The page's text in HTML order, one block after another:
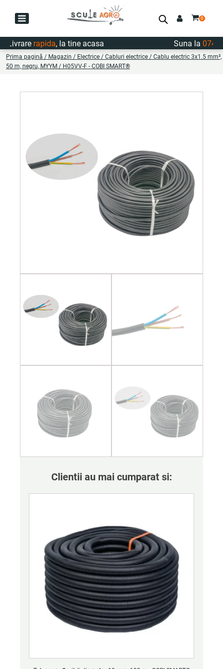
rapida, la tine acasa Suna la
Prima pagină / Magazin / Electrice / Cabluri electrice / Cablu electric 3x1.5 mm²,
50 m, negru, MYYM / H05VV-F - COBI SMART®
Clientii au mai cumparat si: